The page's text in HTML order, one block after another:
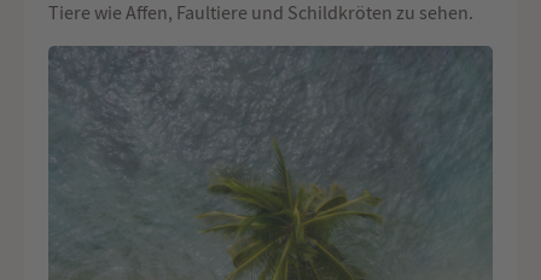
Tiere wie Affen, Faultiere und Schildkröten zu sehen.